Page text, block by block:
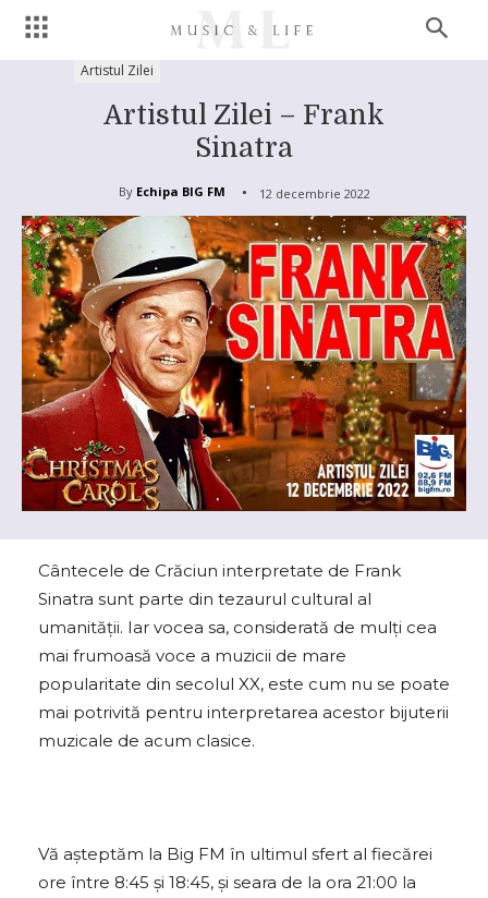
Artistul Zilei
Artistul Zilei – Frank
Sinatra
By Echipa BIG FM 12 decembrie 2022
Cântecele de Crăciun interpretate de Frank
Sinatra sunt parte din tezaurul cultural al
umanității. Iar vocea sa, considerată de mulți cea
mai frumoasă voce a muzicii de mare
popularitate din secolul XX, este cum nu se poate
mai potrivită pentru interpretarea acestor bijuterii
muzicale de acum clasice.
Vă așteptăm la Big FM în ultimul sfert al fiecărei
ore între 8:45 și 18:45, și seara de la ora 21:00 la